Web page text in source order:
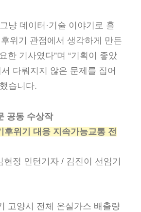
냥 데이터·기술 이야기로 흘
위기 관점에서 생각하게 만든
한 기사였다”며 “기획이 좋았
다뤄지지 않은 문제를 집어
습니다.
공동 수상작
위기 대응 지속가능교통 전
현정 인턴기자 / 김진이 선임기
고양시 전체 온실가스 배출량